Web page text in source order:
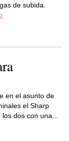
de subida.
en el asunto de
el Sharp
dos con una...